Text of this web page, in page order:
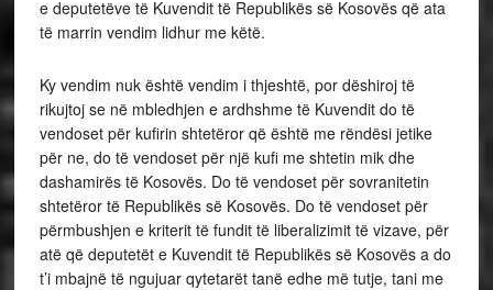
e deputetëve të Kuvendit të Republikës së Kosovës që ata
të marrin vendim lidhur me këtë.
Ky vendim nuk është vendim i thjeshtë, por dëshiroj të
rikujtoj se në mbledhjen e ardhshme të Kuvendit do të
vendoset për kufirin shtetëror që është me rëndësi jetike
për ne, do të vendoset për një kufi me shtetin mik dhe
dashamirës të Kosovës. Do të vendoset për sovranitetin
shtetëror të Republikës së Kosovës. Do të vendoset për
përmbushjen e kriterit të fundit të liberalizimit të vizave, për
atë që deputetët e Kuvendit të Republikës së Kosovës a do
t’i mbajnë të ngujuar qytetarët tanë edhe më tutje, tani me